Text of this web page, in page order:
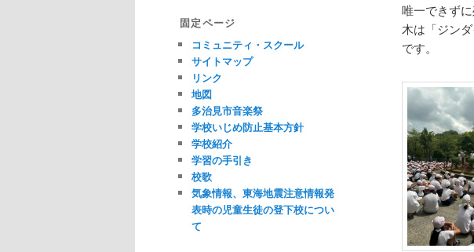
唯一できず
木は「ジン
です。
固定ページ
コミュニティ・スクール
サイトマップ
リンク
地図
多治見市音楽祭
学校いじめ防止基本方針
学校紹介
学習の手引き
校歌
気象情報、東海地震注意情報発
表時の児童生徒の登下校につい
て